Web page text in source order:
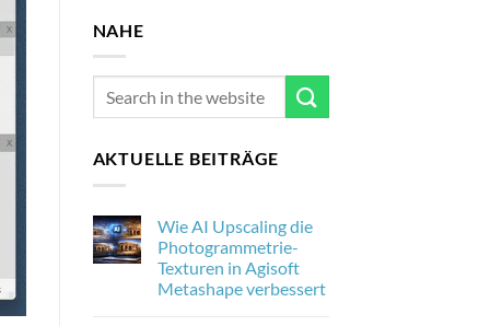
NAHE
AKTUELLE BEITRÄGE
Wie AI Upscaling die
Photogrammetrie-
Texturen in Agisoft
Metashape verbessert